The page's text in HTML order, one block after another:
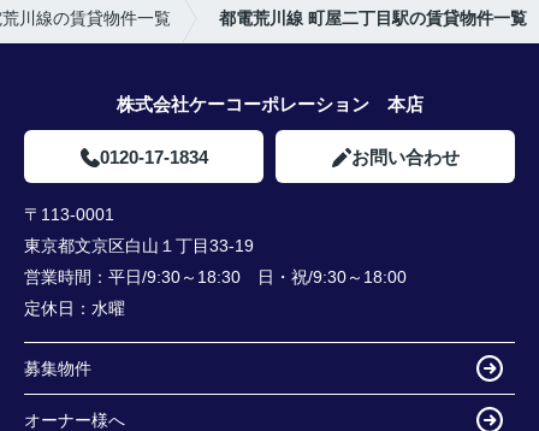
川線の賃貸物件一覧 都電荒川線 町屋二丁目駅の賃貸物件一覧
株式会社ケーコーポレーション 本店
0120-17-1834 お問い合わせ
〒113-0001
東京都文京区白山１丁目33-19
営業時間： 平日/9:30～18:30 日・祝/9:30～18:00
定休日： 水曜
募集物件
オーナー様へ